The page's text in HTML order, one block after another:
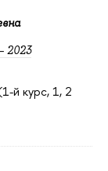
2023
й курс, 1, 2